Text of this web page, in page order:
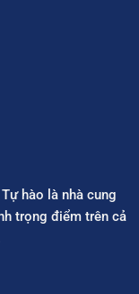
hào là nhà cung
trọng điểm trên cả